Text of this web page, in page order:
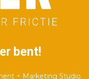
bent!
+ Marketing Studio